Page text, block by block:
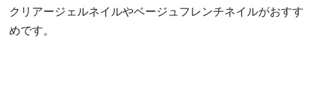
クリアージェルネイルやベージュフレンチネイルがおすす
めです。